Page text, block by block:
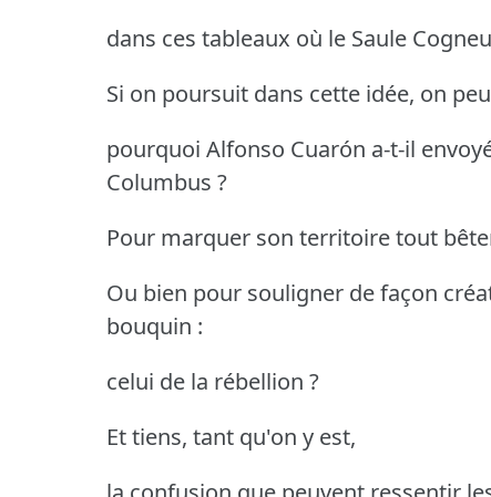
dans ces tableaux où le Saule
Si on poursuit dans cette idée, on
pourquoi Alfonso Cuarón a-t-il
Columbus ?
Pour marquer son territoire tout
Ou bien pour souligner de façon
bouquin :
celui de la rébellion ?
Et tiens, tant qu'on y est,